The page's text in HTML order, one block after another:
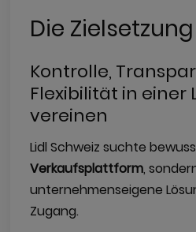
Die Zielsetzung
Kontrolle,
Flexibilität in einer
vereinen
Lidl Schweiz suchte
Verkaufsplattform,
unternehmenseigene
Zugang.